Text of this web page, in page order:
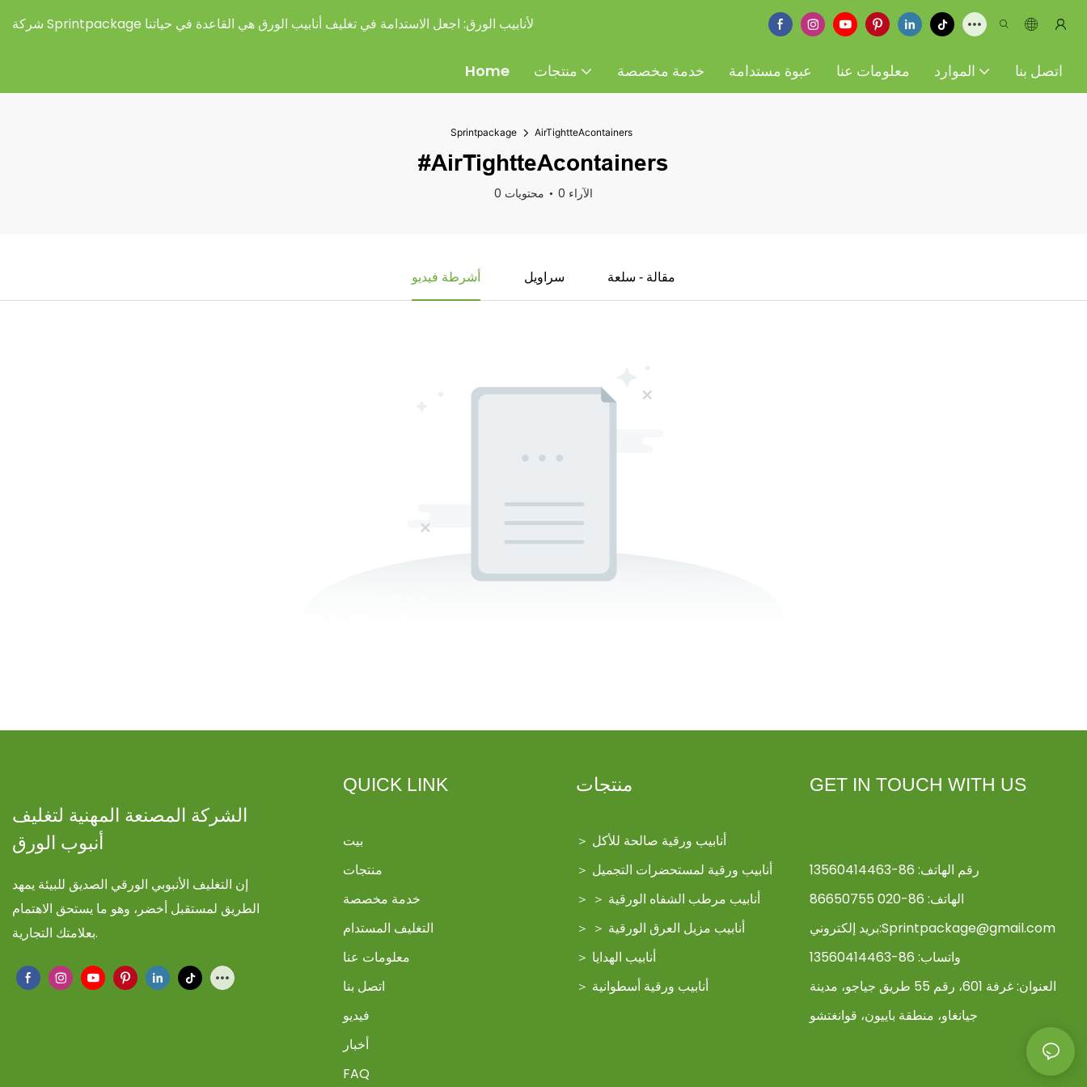
شركة Sprintpackage لأنابيب الورق: اجعل الاستدامة في تغليف أنابيب الورق هي القاعدة في حياتنا
Home منتجات خدمة مخصصة عبوة مستدامة معلومات عنا الموارد اتصل بنا
Sprintpackage AirTightteAcontainers
#AirTightteAcontainers
0 محتويات 0 الآراء
أشرطة فيديو سراويل مقالة - سلعة
الشركة المصنعة المهنية لتغليف
أنبوب الورق
إن التغليف الأنبوبي الورقي الصديق للبيئة يمهد
الطريق لمستقبل أخضر، وهو ما يستحق الاهتمام
بعلامتك التجارية.
QUICK LINK
بيت
منتجات
خدمة مخصصة
التغليف المستدام
معلومات عنا
اتصل بنا
فيديو
أخبار
FAQ
منتجات
＞ أنابيب ورقية صالحة للأكل
＞ أنابيب ورقية لمستحضرات التجميل
＞ ＞ أنابيب مرطب الشفاه الورقية
＞ ＞ أنابيب مزيل العرق الورقية
＞ أنابيب الهدايا
＞ أنابيب ورقية أسطوانية
GET IN TOUCH WITH US
رقم الهاتف: 86-13560414463
الهاتف: 86-020 86650755
بريد إلكتروني:Sprintpackage@gmail.com
واتساب: 86-13560414463
العنوان:
غرفة 601، رقم 55 طريق جياجو، مدينة
جيانغاو، منطقة باييون، قوانغتشو